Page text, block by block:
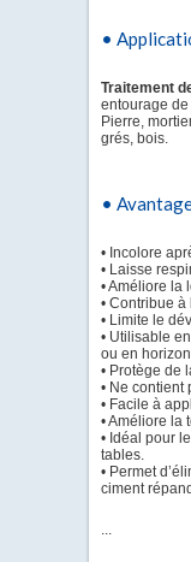
•
Traitement
entourage
Pierre,
grés, bois.
•
• Incolore
• Laisse
• Améliore la
• Contribue
• Limite le
• Utilisable
ou en
• Protège de
• Ne contient
• Facile à
• Améliore la
• Idéal pour
tables.
• Permet
ciment
...